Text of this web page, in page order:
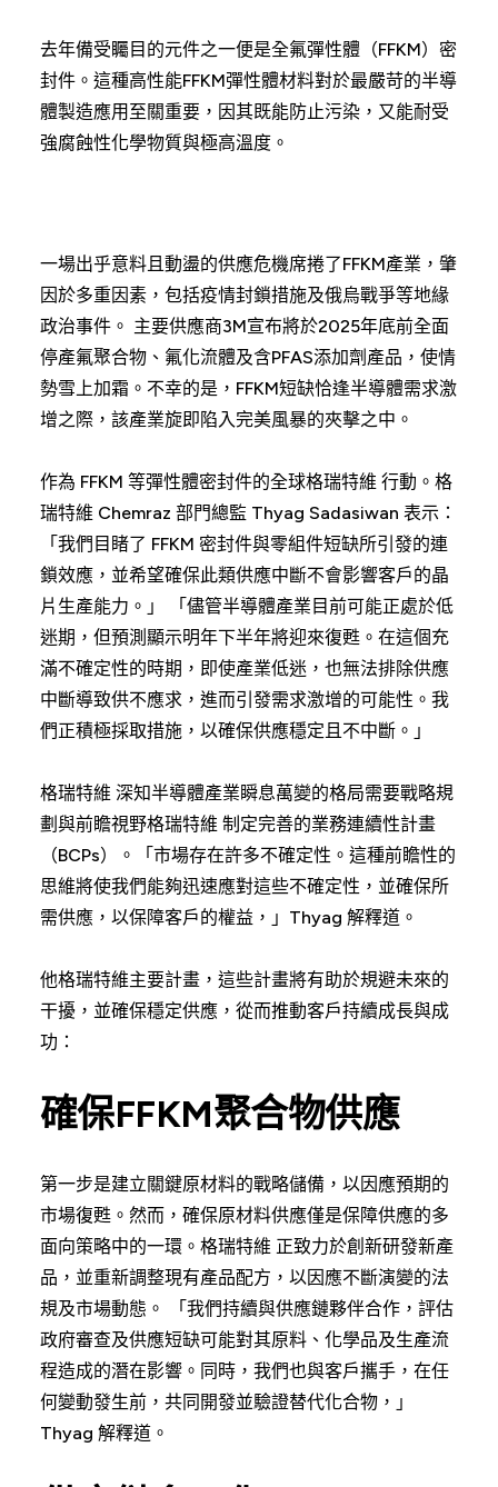
去年備受矚目的元件之一便是全氟彈性體（FFKM）密
封件。這種高性能FFKM彈性體材料對於最嚴苛的半導
體製造應用至關重要，因其既能防止污染，又能耐受
強腐蝕性化學物質與極高溫度。
一場出乎意料且動盪的供應危機席捲了FFKM產業，肇
因於多重因素，包括疫情封鎖措施及俄烏戰爭等地緣
政治事件。 主要供應商3M宣布將於2025年底前全面
停產氟聚合物、氟化流體及含PFAS添加劑產品，使情
勢雪上加霜。不幸的是，FFKM短缺恰逢半導體需求激
增之際，該產業旋即陷入完美風暴的夾擊之中。
作為 FFKM 等彈性體密封件的全球格瑞特維 行動。格
瑞特維 Chemraz 部門總監 Thyag Sadasiwan 表示：
「我們目睹了 FFKM 密封件與零組件短缺所引發的連
鎖效應，並希望確保此類供應中斷不會影響客戶的晶
片生產能力。」 「儘管半導體產業目前可能正處於低
迷期，但預測顯示明年下半年將迎來復甦。在這個充
滿不確定性的時期，即使產業低迷，也無法排除供應
中斷導致供不應求，進而引發需求激增的可能性。我
們正積極採取措施，以確保供應穩定且不中斷。」
格瑞特維 深知半導體產業瞬息萬變的格局需要戰略規
劃與前瞻視野格瑞特維 制定完善的業務連續性計畫
（BCPs）。「市場存在許多不確定性。這種前瞻性的
思維將使我們能夠迅速應對這些不確定性，並確保所
需供應，以保障客戶的權益，」Thyag 解釋道。
他格瑞特維主要計畫，這些計畫將有助於規避未來的
干擾，並確保穩定供應，從而推動客戶持續成長與成
功：
確保FFKM聚合物供應
第一步是建立關鍵原材料的戰略儲備，以因應預期的
市場復甦。然而，確保原材料供應僅是保障供應的多
面向策略中的一環。格瑞特維 正致力於創新研發新產
品，並重新調整現有產品配方，以因應不斷演變的法
規及市場動態。 「我們持續與供應鏈夥伴合作，評估
政府審查及供應短缺可能對其原料、化學品及生產流
程造成的潛在影響。同時，我們也與客戶攜手，在任
何變動發生前，共同開發並驗證替代化合物，」
Thyag 解釋道。